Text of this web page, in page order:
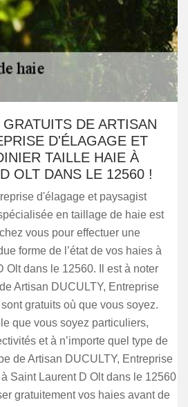
DE ARTISAN
D'ÉLAGAGE ET
TAILLE HAIE À
OLT DANS LE 12560 !
d'élagage et paysagist
en taillage de haie est
vous pour effectuer une
forme de l’état de vos haies à
Olt dans le 12560. Il est à noter
Artisan DUCULTY, Entreprise
gratuits où que vous soyez.
que vous soyez particuliers,
et à n’importe quel type de
de Artisan DUCULTY, Entreprise
Saint Laurent D Olt dans le 12560
gratuitement vos haies avant de